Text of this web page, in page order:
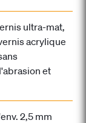
ultra-mat,
acrylique
et
2,5 mm